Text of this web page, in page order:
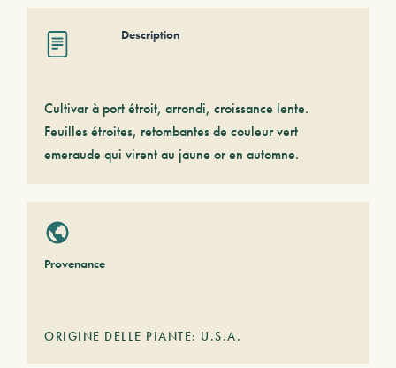
Description
Cultivar à port étroit, arrondi, croissance lente.
Feuilles étroites, retombantes de couleur vert
emeraude qui virent au jaune or en automne.
Provenance
ORIGINE DELLE PIANTE: U.S.A.